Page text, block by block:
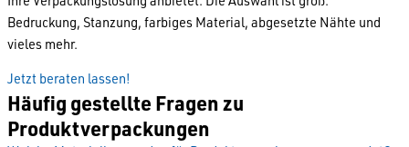
Bedruckung, Stanzung, farbiges Material, abgesetzte Nähte und
vieles mehr.
Jetzt beraten lassen!
Häufig gestellte Fragen zu
Produktverpackungen